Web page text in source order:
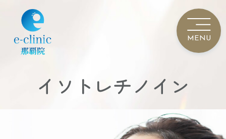
イソトレチノイン